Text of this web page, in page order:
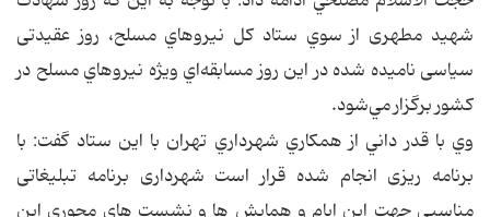
شهید مطهری از سوي ستاد كل نيروهاي مسلح، روز عقیدتی
سیاسی ناميده شده در اين روز مسابقه‌اي ويژه نيروهاي مسلح در
كشور برگزار مي‌شود.
وي با قدر داني از همكاري شهرداري تهران با اين ستاد گفت: با
برنامه ریزی انجام شده قرار است شهرداری برنامه تبلیغاتی